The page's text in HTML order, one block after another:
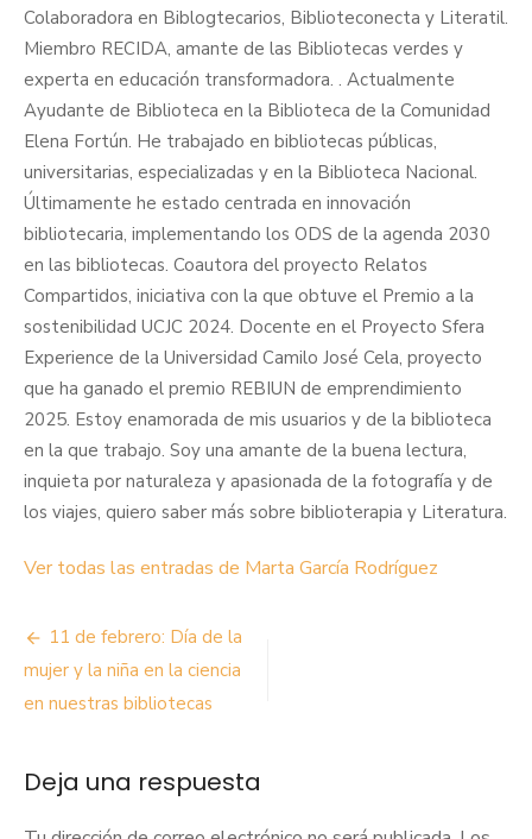
Colaboradora en Biblogtecarios, Biblioteconecta y Literatil.
Miembro RECIDA, amante de las Bibliotecas verdes y
experta en educación transformadora. . Actualmente
Ayudante de Biblioteca en la Biblioteca de la Comunidad
Elena Fortún. He trabajado en bibliotecas públicas,
universitarias, especializadas y en la Biblioteca Nacional.
Últimamente he estado centrada en innovación
bibliotecaria, implementando los ODS de la agenda 2030
en las bibliotecas. Coautora del proyecto Relatos
Compartidos, iniciativa con la que obtuve el Premio a la
sostenibilidad UCJC 2024. Docente en el Proyecto Sfera
Experience de la Universidad Camilo José Cela, proyecto
que ha ganado el premio REBIUN de emprendimiento
2025. Estoy enamorada de mis usuarios y de la biblioteca
en la que trabajo. Soy una amante de la buena lectura,
inquieta por naturaleza y apasionada de la fotografía y de
los viajes, quiero saber más sobre biblioterapia y Literatura.
Ver todas las entradas de Marta García Rodríguez
Navegación
de
entradas
11 de febrero: Día de la
mujer y la niña en la ciencia
en nuestras bibliotecas
Deja una respuesta